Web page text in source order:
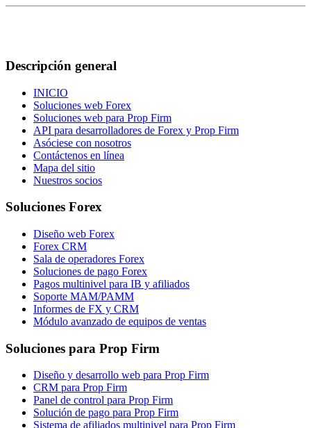
Descripción general
INICIO
Soluciones web Forex
Soluciones web para Prop Firm
API para desarrolladores de Forex y Prop Firm
Asóciese con nosotros
Contáctenos en línea
Mapa del sitio
Nuestros socios
Soluciones Forex
Diseño web Forex
Forex CRM
Sala de operadores Forex
Soluciones de pago Forex
Pagos multinivel para IB y afiliados
Soporte MAM/PAMM
Informes de FX y CRM
Módulo avanzado de equipos de ventas
Soluciones para Prop Firm
Diseño y desarrollo web para Prop Firm
CRM para Prop Firm
Panel de control para Prop Firm
Solución de pago para Prop Firm
Sistema de afiliados multinivel para Prop Firm